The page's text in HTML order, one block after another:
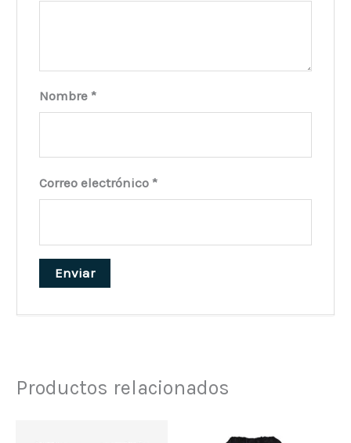
Nombre*
Correo electrónico*
Productos relacionados